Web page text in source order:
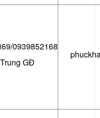
0939852168
GĐ